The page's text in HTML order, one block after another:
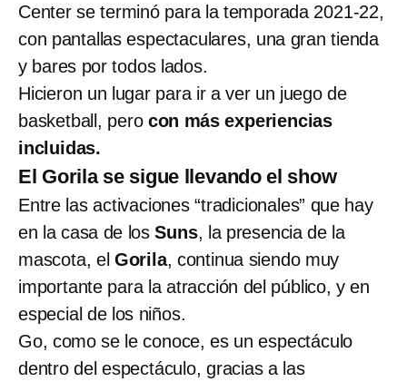
Center se terminó para la temporada 2021-22,
con pantallas espectaculares, una gran tienda
y bares por todos lados.
Hicieron un lugar para ir a ver un juego de
basketball, pero con más experiencias
incluidas.
El Gorila se sigue llevando el show
Entre las activaciones “tradicionales” que hay
en la casa de losSuns, la presencia de la
mascota, el Gorila, continua siendo muy
importante para la atracción del público, y en
especial de los niños.
Go, como se le conoce, es un espectáculo
dentro del espectáculo, gracias a las